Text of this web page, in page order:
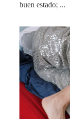
buen estado; ...